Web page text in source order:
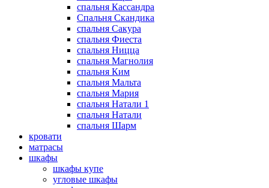
спальня Кассандра
Спальня Скандика
спальня Сакура
спальня Фиеста
спальня Ницца
спальня Магнолия
спальня Ким
спальня Мальта
спальня Мария
спальня Натали 1
спальня Натали
спальня Шарм
кровати
матрасы
шкафы
шкафы купе
угловые шкафы